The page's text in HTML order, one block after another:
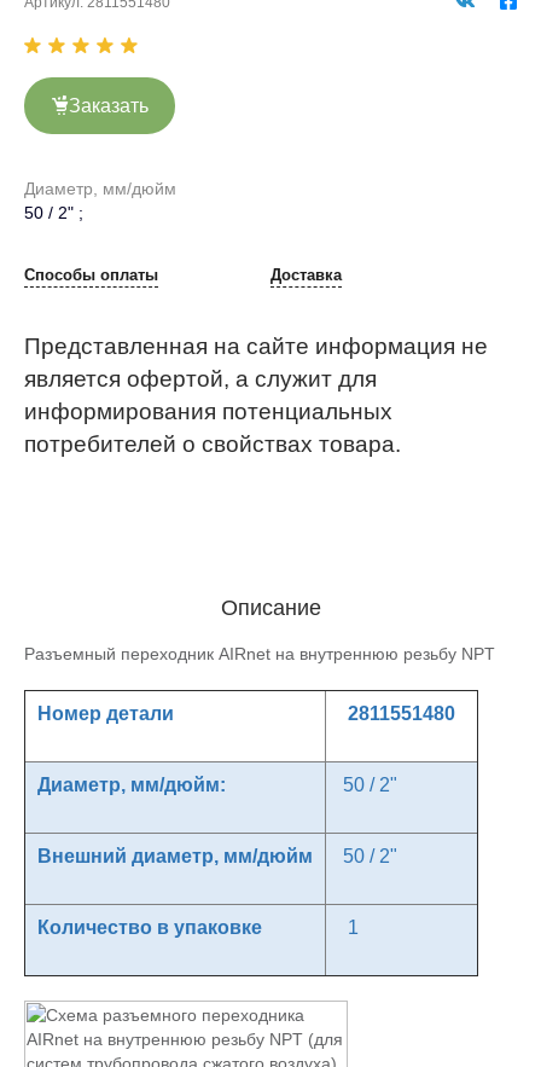
Заказать
Диаметр, мм/дюйм
50 / 2" ;
Способы оплаты Доставка
Представленная на сайте информация не
является офертой, а служит для
информирования потенциальных
потребителей о свойствах товара.
Описание
Разъемный переходник AIRnet на внутреннюю резьбу NPT
Номер детали 2811551480
Диаметр, мм/дюйм: 50 / 2"
Внешний диаметр, мм/дюйм 50 / 2"
Количество в упаковке 1